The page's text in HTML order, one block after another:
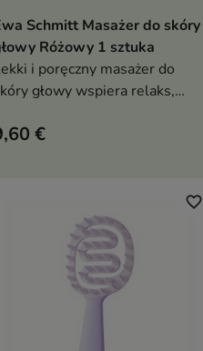
Dodaj do koszyka
Schmitt Masażer do skóry
Różowy 1 sztuka
i poręczny masażer do
głowy wspiera relaks,
skalpu.
napięcie skóry głowy i poprawić
komfort codziennego masażu
€
favorite_border